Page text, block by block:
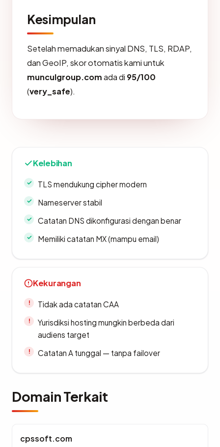
Kesimpulan
Setelah memadukan sinyal DNS, TLS, RDAP,
dan GeoIP, skor otomatis kami untuk
munculgroup.comada di 95/100
(very_safe).
Kelebihan
TLS mendukung cipher modern
Nameserver stabil
Catatan DNS dikonfigurasi dengan benar
Memiliki catatan MX (mampu email)
Kekurangan
Tidak ada catatan CAA
Yurisdiksi hosting mungkin berbeda dari
audiens target
Catatan A tunggal — tanpa failover
Domain Terkait
cpssoft.com